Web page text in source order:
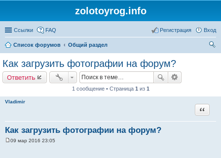
zolotoyrog.info
Ссылки FAQ Вход
Регистрация
Список форумов
Общий раздел
Как загрузить фотографии на форум?
Ответить
1 сообщение • Страница 1 из 1
Vladimir
Как загрузить фотографии на форум?
Цитата
09 мар 2016 23:05